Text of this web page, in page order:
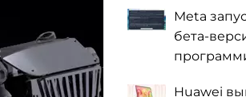
Meta
бета-
Huawei